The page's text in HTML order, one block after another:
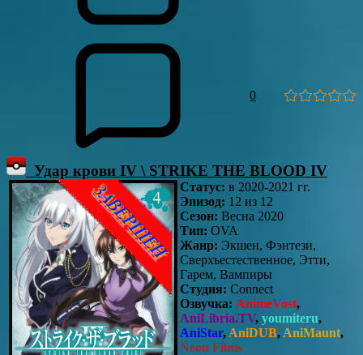
0
Удар крови IV \ STRIKE THE BLOOD IV
Статус: в 2020-2021 гг.
Эпизод: 12 из 12
Сезон: Весна 2020
Тип: OVA
Жанр: Экшен, Фэнтези,
Сверхъестественное, Этти,
Гарем, Вампиры
Студия: Connect
Озвучка: AnimeVost,
AniLibria.TV, youmiteru,
AniStar, AniDUB, AniMaunt,
Neon Films